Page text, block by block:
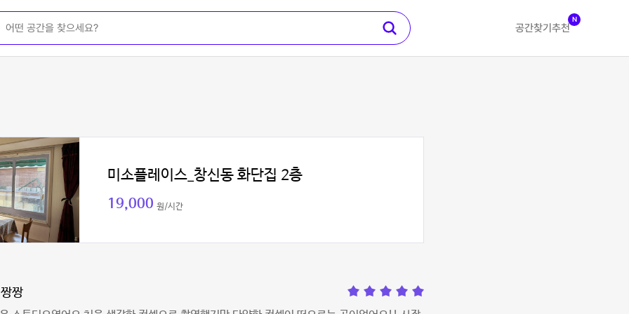
공간찾기 추천
N
미소플레이스_창신동 화단집 2층
19,000 원/시간
짱